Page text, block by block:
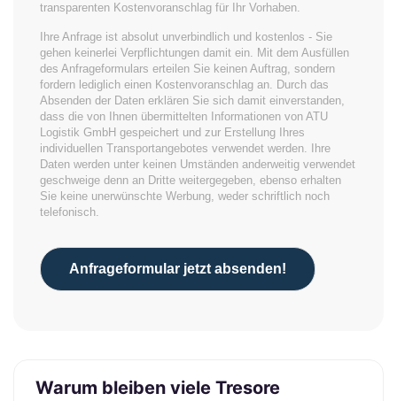
transparenten Kostenvoranschlag für Ihr Vorhaben.
Ihre Anfrage ist absolut unverbindlich und kostenlos - Sie
gehen keinerlei Verpflichtungen damit ein. Mit dem Ausfüllen
des Anfrageformulars erteilen Sie keinen Auftrag, sondern
fordern lediglich einen Kostenvoranschlag an. Durch das
Absenden der Daten erklären Sie sich damit einverstanden,
dass die von Ihnen übermittelten Informationen von ATU
Logistik GmbH gespeichert und zur Erstellung Ihres
individuellen Transportangebotes verwendet werden. Ihre
Daten werden unter keinen Umständen anderweitig verwendet
geschweige denn an Dritte weitergegeben, ebenso erhalten
Sie keine unerwünschte Werbung, weder schriftlich noch
telefonisch.
Anfrageformular jetzt absenden!
Warum bleiben viele Tresore